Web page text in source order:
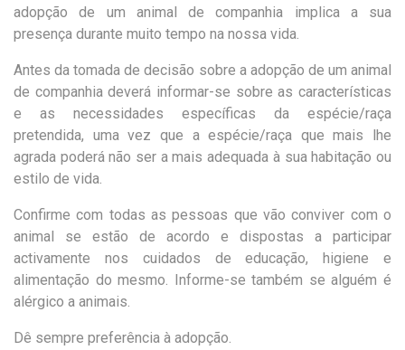
adopção de um animal de companhia implica a sua
presença durante muito tempo na nossa vida.
Antes da tomada de decisão sobre a adopção de um animal
de companhia deverá informar-se sobre as características
e as necessidades específicas da espécie/raça
pretendida, uma vez que a espécie/raça que mais lhe
agrada poderá não ser a mais adequada à sua habitação ou
estilo de vida.
Confirme com todas as pessoas que vão conviver com o
animal se estão de acordo e dispostas a participar
activamente nos cuidados de educação, higiene e
alimentação do mesmo. Informe-se também se alguém é
alérgico a animais.
Dê sempre preferência à adopção.